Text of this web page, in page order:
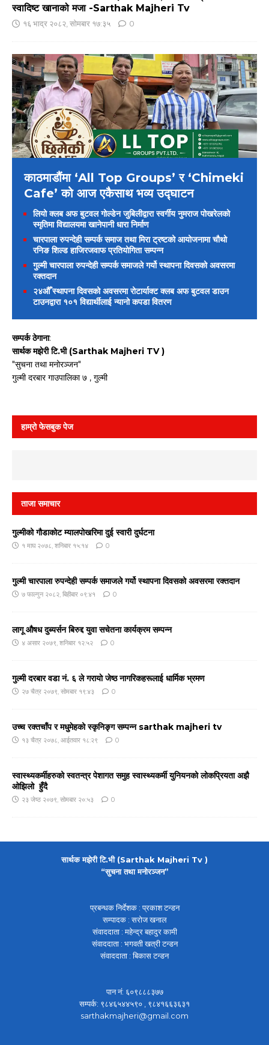
स्वादिष्ट खानाको मजा -Sarthak Majheri Tv
१६ भाद्र २०८२, सोमबार १७:३५ 0
काठमाडौंमा ‘All Top Groups’ र ‘Chimeki
Cafe’ को आज एकैसाथ भव्य उद्घाटन
लियो क्लब अफ बुटवल गोल्डेन जुबिलीद्वारा स्वर्गीय नुमराज पोखरेलको
स्मृतिमा विद्यालयमा खानेपानी धारा निर्माण
चारपाला रुपन्देही सम्पर्क समाज तथा मिरा ट्रष्टको आयोजनामा चौथो
रनिङ शिल्ड हाजिरजवाफ प्रतियोगिता सम्पन्न
गुल्मी चारपाला रुपन्देही सम्पर्क समाजले गर्यो स्थापना दिवसको अवसरमा
रक्तदान
२४औँ स्थापना दिवसको अवसरमा रोटार्याक्ट क्लब अफ बुटवल डाउन
टाउनद्वारा १०१ विद्यार्थीलाई न्यानो कपडा वितरण
सम्पर्क ठेगाना:
सार्थक मझेरी टि.भी (Sarthak Majheri TV )
"सुचना तथा मनोरञ्जन"
गुल्मी दरबार गाउपालिका ७ , गुल्मी
हाम्रो फेसबुक पेज
ताजा समाचार
गुल्मीको गौडाकोट म्यालपोखरिमा दुई स्वारी दुर्घटना
१ माघ २०७८, शनिबार १५:१४ 0
गुल्मी चारपाला रुपन्देही सम्पर्क समाजले गर्यो स्थापना दिवसको अवसरमा रक्तदान
७ फाल्गुन २०८२, बिहीबार ०९:४१ 0
लागू औषध दुब्यर्सन बिरुद्द युवा सचेतना कार्यक्रम सम्पन्न
४ असार २०७९, शनिबार १२:५२ 0
गुल्मी दरबार वडा नं. ६ ले गरायाे जेष्ठ नागरिकहरूलाई धार्मिक भ्रमण
२७ चैत्र २०७९, सोमबार १९:४३ 0
उच्च रक्तचाँप र मधुमेहको स्कृनिङ्ग सम्पन्न sarthak majheri tv
१३ चैत्र २०७८, आईतवार १८:२९ 0
स्वास्थ्यकर्मीहरुको स्वतन्त्र पेशागत समुह स्वास्थ्यकर्मी युनियनको लोकप्रियता अझै
ओझिलो हुँदै
२३ जेष्ठ २०७९, सोमबार २०:५३ 0
सार्थक मझेरी टि.भी (Sarthak Majheri Tv )
“सुचना तथा मनोरञ्जन”
प्रबन्धक निर्देशक : प्रकाश टन्डन
सम्पादक : सरोज खनाल
संवाददाता : महेन्द्र बहादुर कामी
संवाददाता : भगवती खत्री टन्डन
संवाददाता : बिकास टन्डन
पान नं: ६०९८८८३७७
सम्पर्क: ९८४६५४४५९० , ९८४१६६३६३१
sarthakmajheri@gmail.com